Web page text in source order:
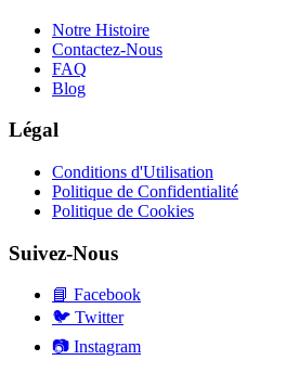
Notre Histoire
Contactez-Nous
FAQ
Blog
Légal
Conditions d'Utilisation
Politique de Confidentialité
Politique de Cookies
Suivez-Nous
📘 Facebook
🐦 Twitter
📷 Instagram